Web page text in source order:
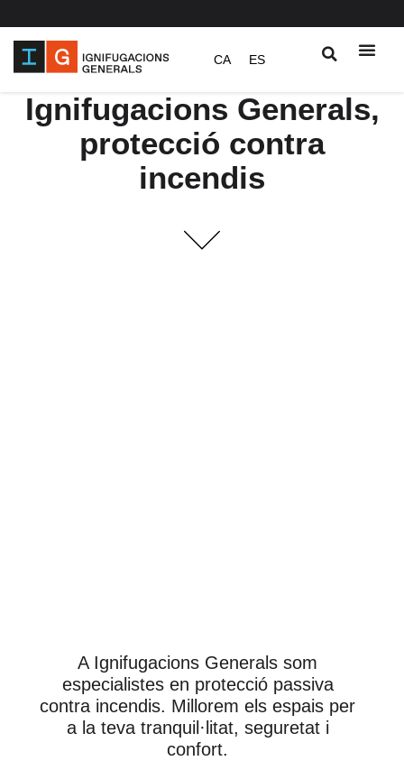
Vés
al
CA ES
Ignifugacions Generals,
protecció contra
incendis
A Ignifugacions Generals som
especialistes en protecció passiva
contra incendis. Millorem els espais per
a la teva tranquil·litat, seguretat i
confort.